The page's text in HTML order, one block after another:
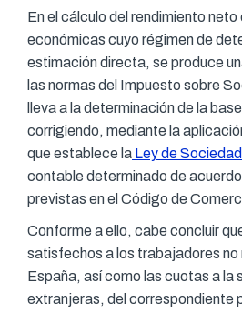
En el cálculo del rendimiento
económicas cuyo régimen de
estimación directa, se produce
las normas del Impuesto sobre
lleva a la determinación de la
corrigiendo, mediante la
que establece la Ley de
contable determinado de
previstas en el Código de
Conforme a ello, cabe concluir
satisfechos a los trabajadores no
España, así como las cuotas a la
extranjeras, del correspondiente